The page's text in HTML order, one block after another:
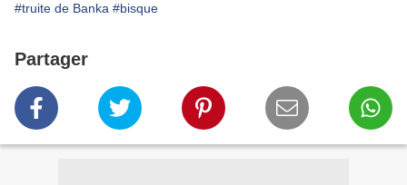
#truite de Banka #bisque
Partager